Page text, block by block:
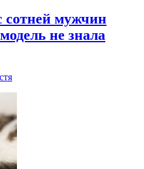
сотней мужчин
не знала